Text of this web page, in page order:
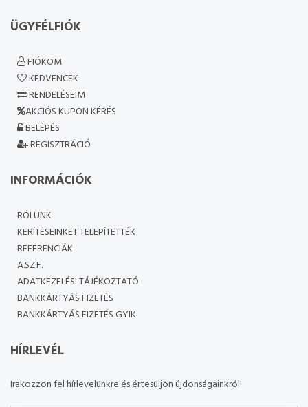
ÜGYFÉLFIÓK
FIÓKOM
KEDVENCEK
RENDELÉSEIM
AKCIÓS KUPON KÉRÉS
BELÉPÉS
REGISZTRÁCIÓ
INFORMÁCIÓK
RÓLUNK
KERÍTÉSEINKET TELEPÍTETTÉK
REFERENCIÁK
A.SZ.F.
ADATKEZELÉSI TÁJÉKOZTATÓ
BANKKÁRTYÁS FIZETÉS
BANKKÁRTYÁS FIZETÉS GYIK
HÍRLEVÉL
Irakozzon fel hírlevelünkre és értesüljön újdonságainkról!